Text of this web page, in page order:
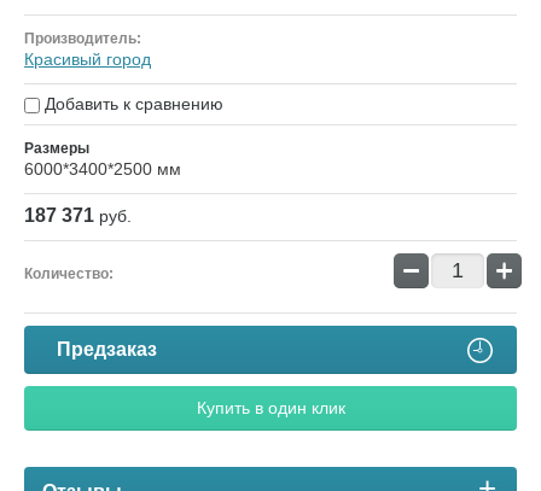
Производитель:
Красивый город
Добавить к сравнению
Размеры
6000*3400*2500 мм
187 371 руб.
Количество: − +
Предзаказ
Купить в один клик